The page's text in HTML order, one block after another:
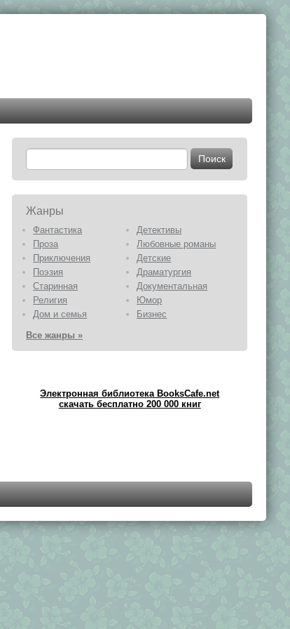
Жанры
Фантастика
Детективы
Проза
Любовные романы
Приключения
Детские
Поэзия
Драматургия
Старинная
Документальная
Религия
Юмор
Дом и семья
Бизнес
Все жанры »
Электронная библиотека BooksCafe.net
скачать бесплатно 200 000 книг